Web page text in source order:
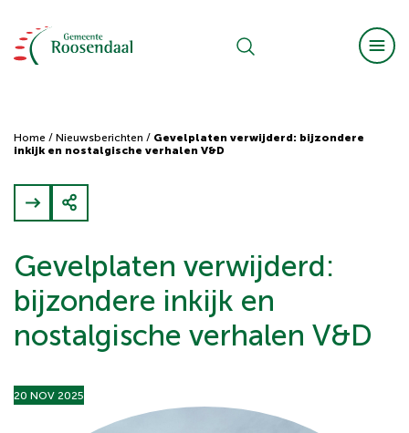
Home / Nieuwsberichten / Gevelplaten verwijderd: bijzondere
inkijk en nostalgische verhalen V&D
Gevelplaten verwijderd:
bijzondere inkijk en
nostalgische verhalen V&D
20 NOV 2025